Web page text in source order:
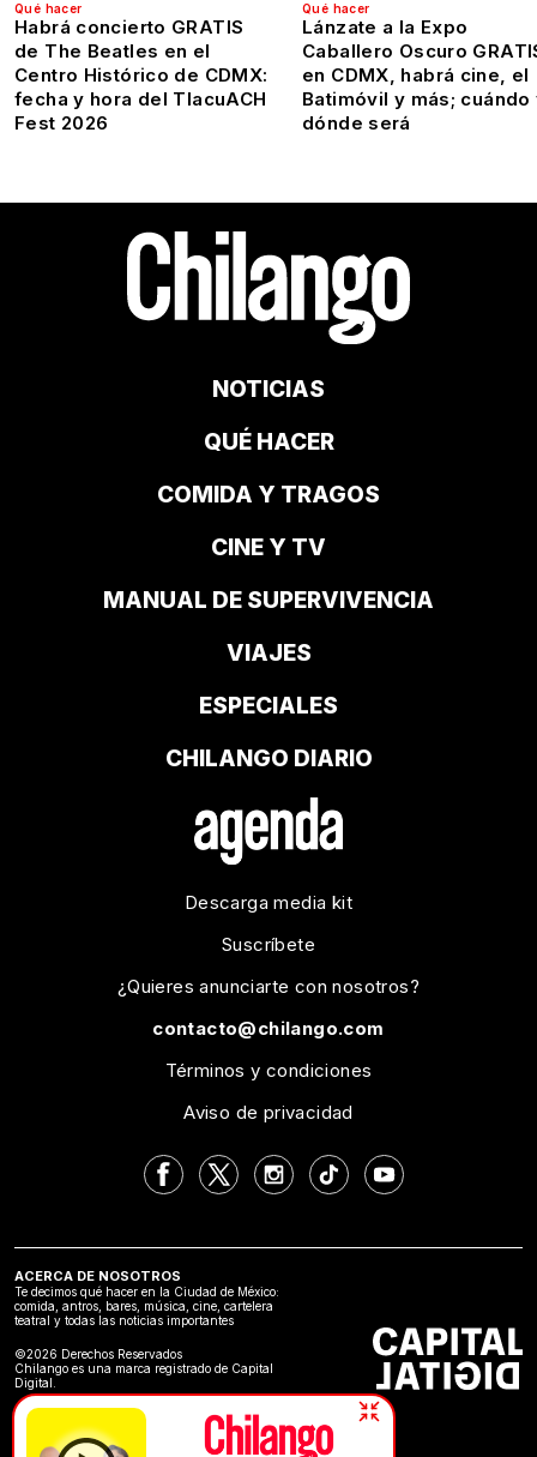
Qué hacer
Habrá concierto GRATIS
de The Beatles en el
Centro Histórico de CDMX:
fecha y hora del TlacuACH
Fest 2026
Qué hacer
Lánzate a la Expo
Caballero Oscuro
en CDMX, habrá cine, el
Batimóvil y más; cuándo
dónde será
NOTICIAS
QUÉ HACER
COMIDA Y TRAGOS
CINE Y TV
MANUAL DE SUPERVIVENCIA
VIAJES
ESPECIALES
CHILANGO DIARIO
Descarga media kit
Suscríbete
¿Quieres anunciarte con nosotros?
contacto@chilango.com
Términos y condiciones
Aviso de privacidad
ACERCA DE NOSOTROS
Te decimos qué hacer en la Ciudad de México:
comida, antros, bares, música, cine, cartelera
teatral y todas las noticias importantes
©2026 Derechos Reservados
Chilango es una marca registrado de Capital
Digital.